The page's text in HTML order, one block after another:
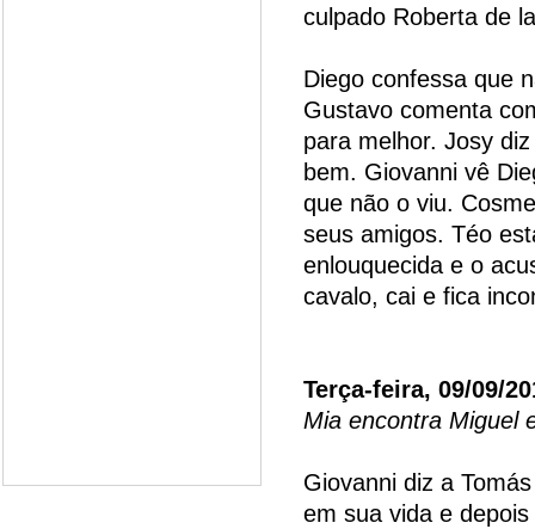
culpado Roberta de
Diego confessa que
Gustavo comenta
para melhor. Josy
bem. Giovanni vê
que não o viu.
seus amigos. Téo
enlouquecida e o
cavalo, cai e fica
Terça-feira, 09/09/
Mia encontra Miguel
Giovanni diz a
em sua vida e